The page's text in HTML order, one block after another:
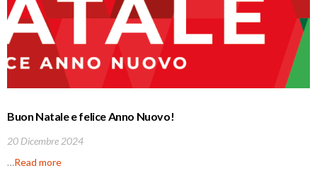
Buon Natale e felice Anno Nuovo!
20 Dicembre 2024
…Read more